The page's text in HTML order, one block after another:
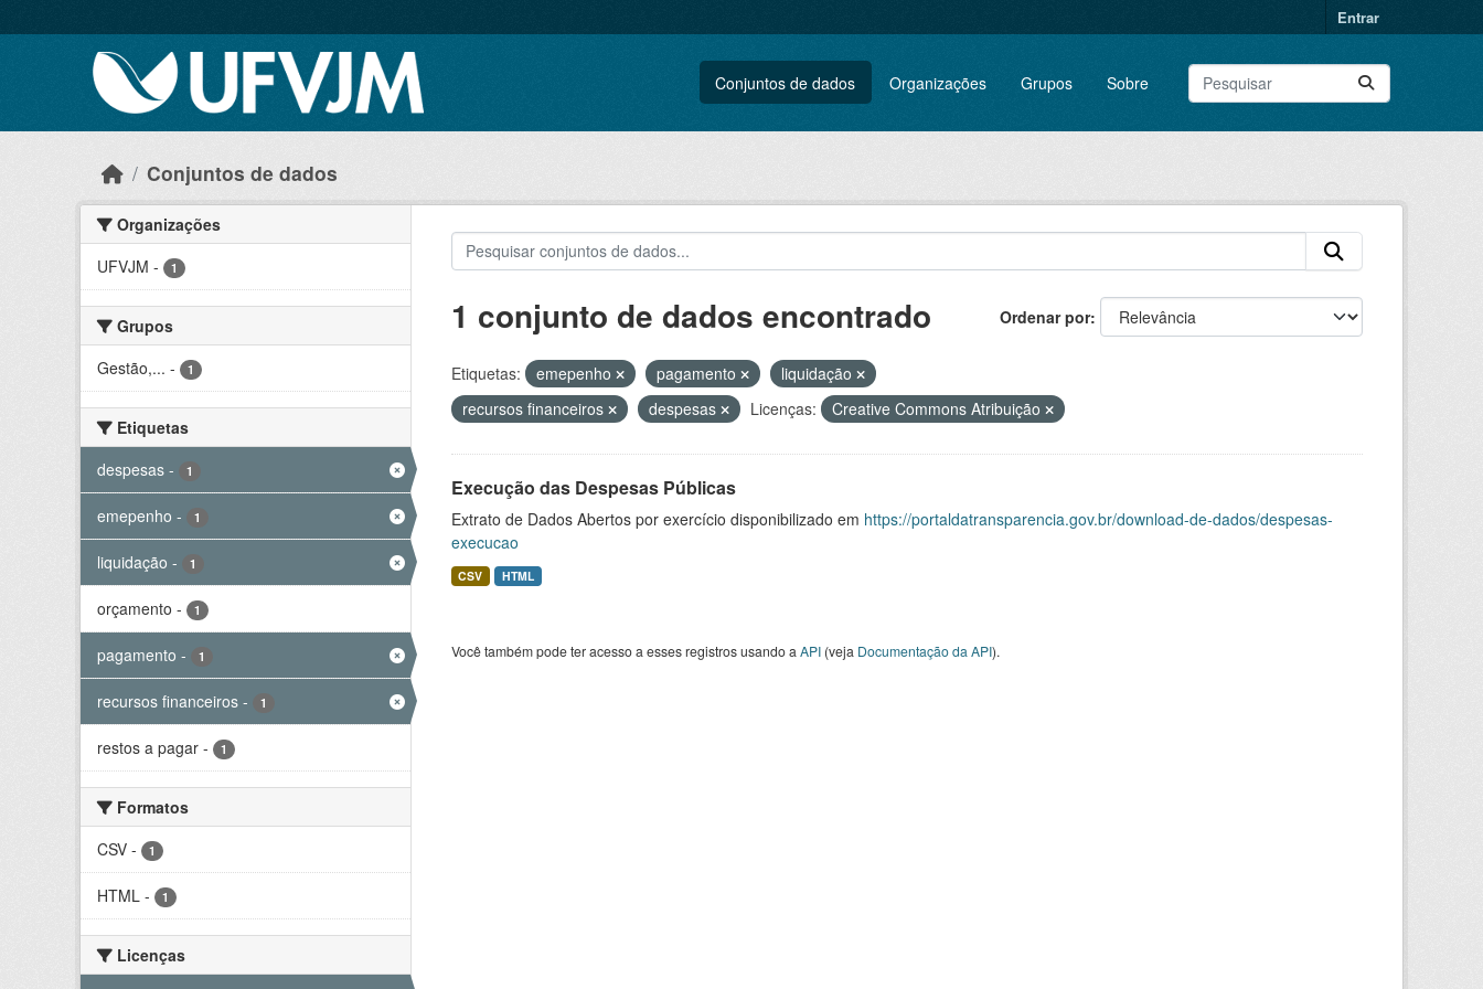
Entrar
Conjuntos de dados Organizações Grupos Sobre
Conjuntos de dados
Organizações
UFVJM - 1
Grupos
Gestão,... - 1
Etiquetas
despesas - 1
emepenho - 1
liquidação - 1
orçamento - 1
pagamento - 1
recursos financeiros - 1
restos a pagar - 1
Formatos
CSV - 1
HTML - 1
Licenças
Ordenar por
1 conjunto de dados encontrado
Etiquetas: emepenho pagamento
liquidação
recursos financeiros
despesas Licenças: Creative Commons Atribuição
Execução das Despesas Públicas
Extrato de Dados Abertos por exercício disponibilizado em https://portaldatransparencia.gov.br/download-de-dados/despesas-
execucao
CSV HTML
Você também pode ter acesso a esses registros usando a API(veja Documentação da API).